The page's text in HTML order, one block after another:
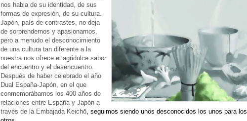
nos habla de su identidad, de sus
formas de expresión, de su cultura.
Japón, país de contrastes, no deja
de sorprendernos y apasionarnos,
pero a menudo el desconocimiento
de una cultura tan diferente a la
nuestra nos ofrece el agridulce sabor
del encuentro y el desencuentro.
Después de haber celebrado el año
Dual España-Japón, en el que
conmemorábamos los 400 años de
relaciones entre España y Japón a
través de la Embajada Keichō , seguimos siendo unos desconocidos los unos para los